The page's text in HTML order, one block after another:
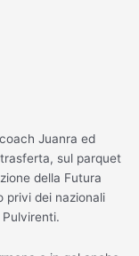
Juanra ed
sul parquet
della Futura
privi dei nazionali